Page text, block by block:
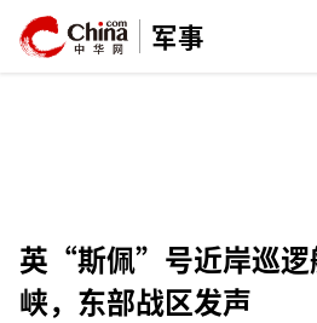
军事
英“斯佩”号近岸巡逻
峡，东部战区发声